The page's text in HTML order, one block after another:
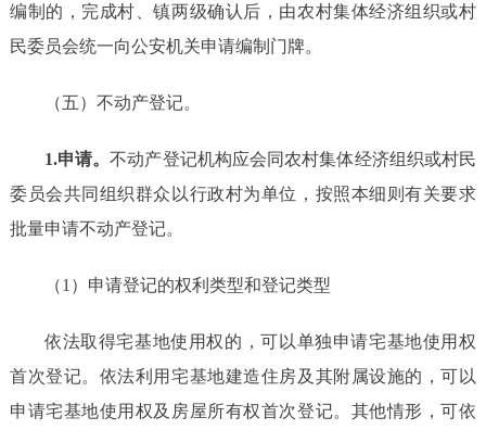
编制的，完成村、镇两级确认后，由农村集体经济组织或村
民委员会统一向公安机关申请编制门牌。
（五）不动产登记。
1.申请。不动产登记机构应会同农村集体经济组织或村民
委员会共同组织群众以行政村为单位，按照本细则有关要求
批量申请不动产登记。
（1）申请登记的权利类型和登记类型
依法取得宅基地使用权的，可以单独申请宅基地使用权
首次登记。依法利用宅基地建造住房及其附属设施的，可以
申请宅基地使用权及房屋所有权首次登记。其他情形，可依